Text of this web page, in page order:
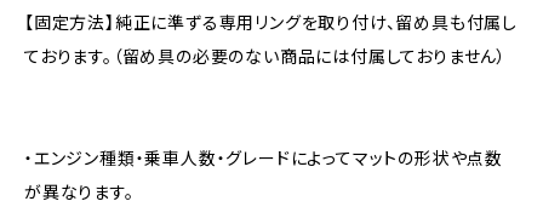
【固定方法】純正に準ずる専用リングを取り付け、留め具も付属し
ております。（留め具の必要のない商品には付属しておりません）
・エンジン種類・乗車人数・グレードによってマットの形状や点数
が異なります。